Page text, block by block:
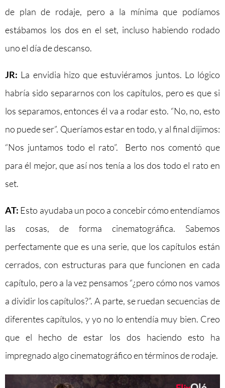
de plan de rodaje, pero a la mínima que podíamos
estábamos los dos en el set, incluso habiendo rodado
uno el día de descanso.
JR: La envidia hizo que estuviéramos juntos. Lo lógico
habría sido separarnos con los capítulos, pero es que si
los separamos, entonces él va a rodar esto. “No, no, esto
no puede ser”. Queríamos estar en todo, y al final dijimos:
“Nos juntamos todo el rato”. Berto nos comentó que
para él mejor, que así nos tenía a los dos todo el rato en
set.
AT: Esto ayudaba un poco a concebir cómo entendíamos
las cosas, de forma cinematográfica. Sabemos
perfectamente que es una serie, que los capítulos están
cerrados, con estructuras para que funcionen en cada
capítulo, pero a la vez pensamos “¿pero cómo nos vamos
a dividir los capítulos?”. A parte, se ruedan secuencias de
diferentes capítulos, y yo no lo entendía muy bien. Creo
que el hecho de estar los dos haciendo esto ha
impregnado algo cinematográfico en términos de rodaje.